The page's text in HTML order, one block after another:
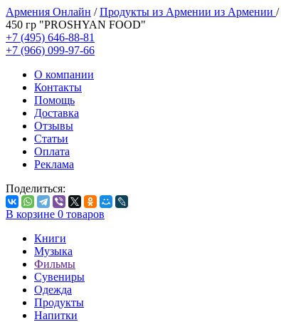
Армения Онлайн /Продукты из Армении из Армении /
450 гр "PROSHYAN FOOD"
+7 (495) 646-88-81
+7 (966) 099-97-66
О компании
Контакты
Помощь
Доставка
Отзывы
Статьи
Оплата
Реклама
Поделиться:
В корзине 0 товаров
Книги
Музыка
Фильмы
Сувениры
Одежда
Продукты
Напитки